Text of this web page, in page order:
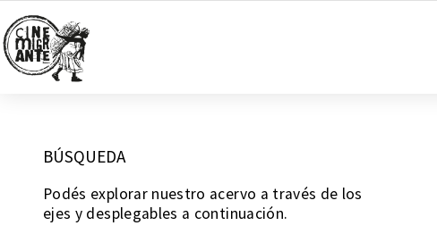
BÚSQUEDA
Podés explorar nuestro acervo a través de los
ejes y desplegables a continuación.